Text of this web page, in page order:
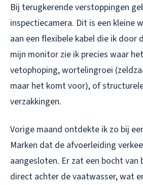
Bij terugkerende verstoppingen
inspectiecamera. Dit is een kleine
aan een flexibele kabel die ik door
mijn monitor zie ik precies waar
vetophoping, wortelingroei
maar het komt voor), of
verzakkingen.
Vorige maand ontdekte ik zo bij
Marken dat de afvoerleiding
aangesloten. Er zat een bocht van
direct achter de vaatwasser, wat